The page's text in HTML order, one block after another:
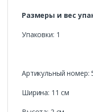
Размеры и вес
Упаковки: 1
Артикульный номер:
Ширина: 11 см